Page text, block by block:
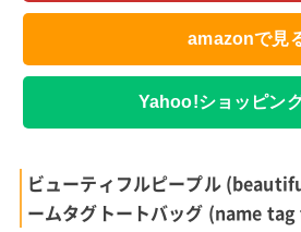
amazonで見
Yahoo!ショッピン
ビューティフルピープル
ームタグトートバッグ (name